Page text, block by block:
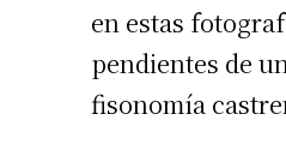
en estas
pendientes de
fisonomía